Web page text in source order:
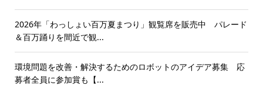
2026年「わっしょい百万夏まつり」観覧席を販売中 パレード
＆百万踊りを間近で観...
環境問題を改善・解決するためのロボットのアイデア募集 応
募者全員に参加賞も【...